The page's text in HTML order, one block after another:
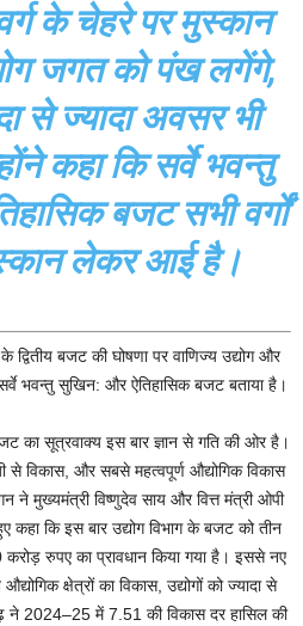
के चेहरे पर मुस्कान
जगत को पंख लगेंगे,
से ज्यादा अवसर भी
कहा कि सर्वे भवन्तु
बजट सभी वर्गों
लेकर आई है।
द्वितीय बजट की घोषणा पर वाणिज्य उद्योग और
भवन्तु सुखिन: और ऐतिहासिक बजट बताया है।
का सूत्रवाक्य इस बार ज्ञान से गति की ओर है।
से विकास, और सबसे महत्वपूर्ण औद्योगिक विकास
ने मुख्यमंत्री विष्णुदेव साय और वित्त मंत्री ओपी
कहा कि इस बार उद्योग विभाग के बजट को तीन
करोड़ रुपए का प्रावधान किया गया है। इससे नए
क्षेत्रों का विकास, उद्योगों को ज्यादा से
ने 2024–25 में 7.51 की विकास दर हासिल की